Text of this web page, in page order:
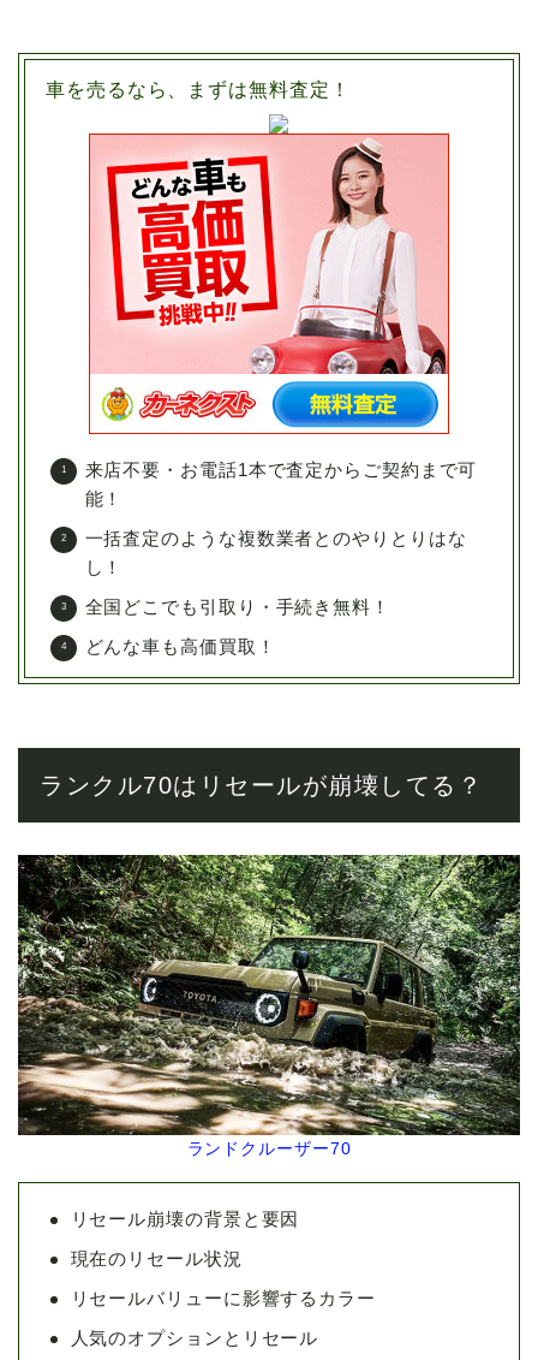
車を売るなら、まずは無料査定！
来店不要・お電話1本で査定からご契約まで可
能！
一括査定のような複数業者とのやりとりはな
し！
全国どこでも引取り・手続き無料！
どんな車も高価買取！
ランクル70はリセールが崩壊してる？
ランドクルーザー70
リセール崩壊の背景と要因
現在のリセール状況
リセールバリューに影響するカラー
人気のオプションとリセール